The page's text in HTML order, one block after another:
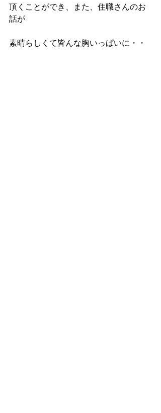
頂くことができ、また、住職さんのお
話が
素晴らしくて皆んな胸いっぱいに・・